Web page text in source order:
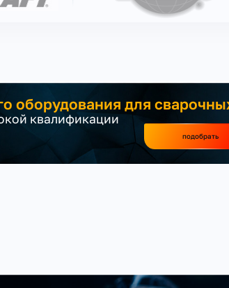
оборудования для
квалификации
подобрать